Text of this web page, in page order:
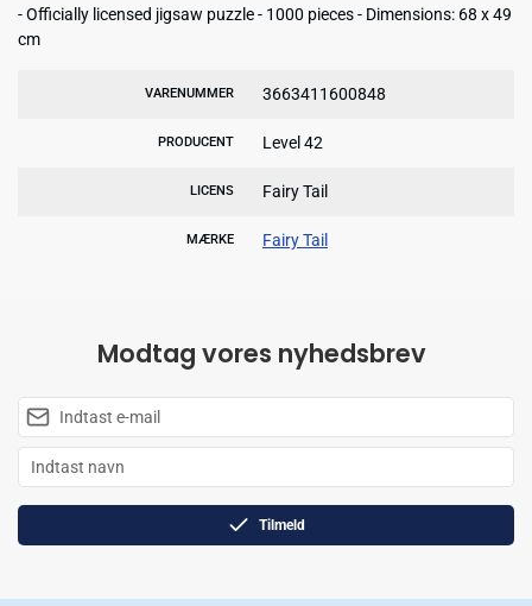
- Officially licensed jigsaw puzzle - 1000 pieces - Dimensions: 68 x 49
cm
VARENUMMER 3663411600848
PRODUCENT Level 42
LICENS Fairy Tail
MÆRKE Fairy Tail
Modtag vores nyhedsbrev
Tilmeld